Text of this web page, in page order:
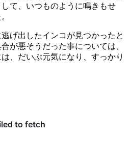
て、いつものように鳴きもせ
げ出したインコが見つかったと
が悪そうだった事については、
、だいぶ元気になり、すっかり